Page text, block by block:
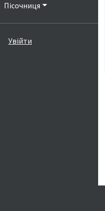
Пісочниця
Увійти